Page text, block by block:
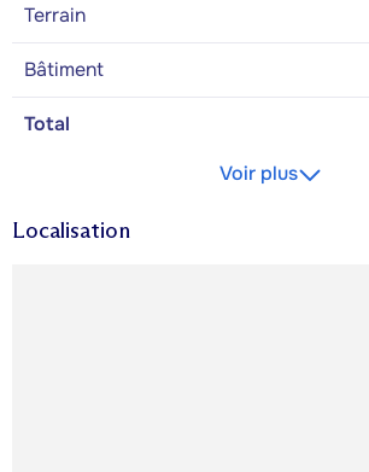
Terrain
Bâtiment
Total
Voir plus
Localisation